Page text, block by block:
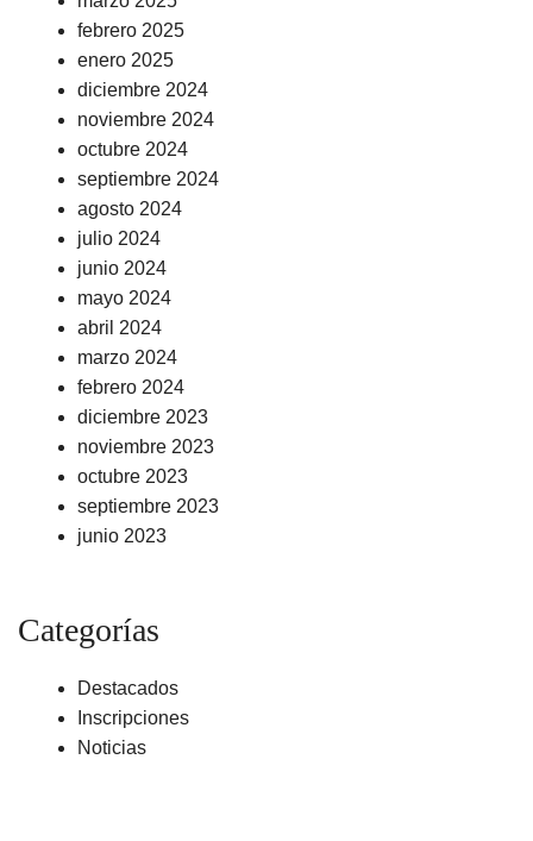
febrero 2025
enero 2025
diciembre 2024
noviembre 2024
octubre 2024
septiembre 2024
agosto 2024
julio 2024
junio 2024
mayo 2024
abril 2024
marzo 2024
febrero 2024
diciembre 2023
noviembre 2023
octubre 2023
septiembre 2023
junio 2023
Categorías
Destacados
Inscripciones
Noticias